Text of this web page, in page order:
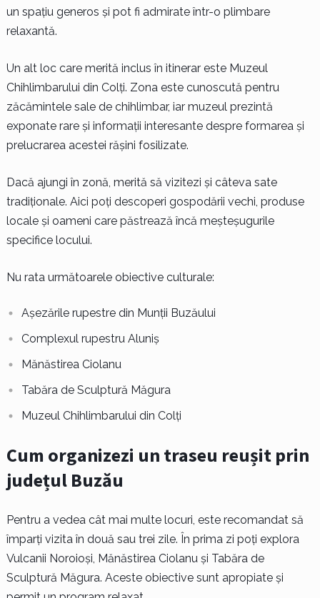
un spațiu generos și pot fi admirate într-o plimbare
relaxantă.
Un alt loc care merită inclus în itinerar este Muzeul
Chihlimbarului din Colți. Zona este cunoscută pentru
zăcămintele sale de chihlimbar, iar muzeul prezintă
exponate rare și informații interesante despre formarea și
prelucrarea acestei rășini fosilizate.
Dacă ajungi în zonă, merită să vizitezi și câteva sate
tradiționale. Aici poți descoperi gospodării vechi, produse
locale și oameni care păstrează încă meșteșugurile
specifice locului.
Nu rata următoarele obiective culturale:
Așezările rupestre din Munții Buzăului
Complexul rupestru Aluniș
Mănăstirea Ciolanu
Tabăra de Sculptură Măgura
Muzeul Chihlimbarului din Colți
Cum organizezi un traseu reușit prin
județul Buzău
Pentru a vedea cât mai multe locuri, este recomandat să
împarți vizita în două sau trei zile. În prima zi poți explora
Vulcanii Noroioși, Mănăstirea Ciolanu și Tabăra de
Sculptură Măgura. Aceste obiective sunt apropiate și